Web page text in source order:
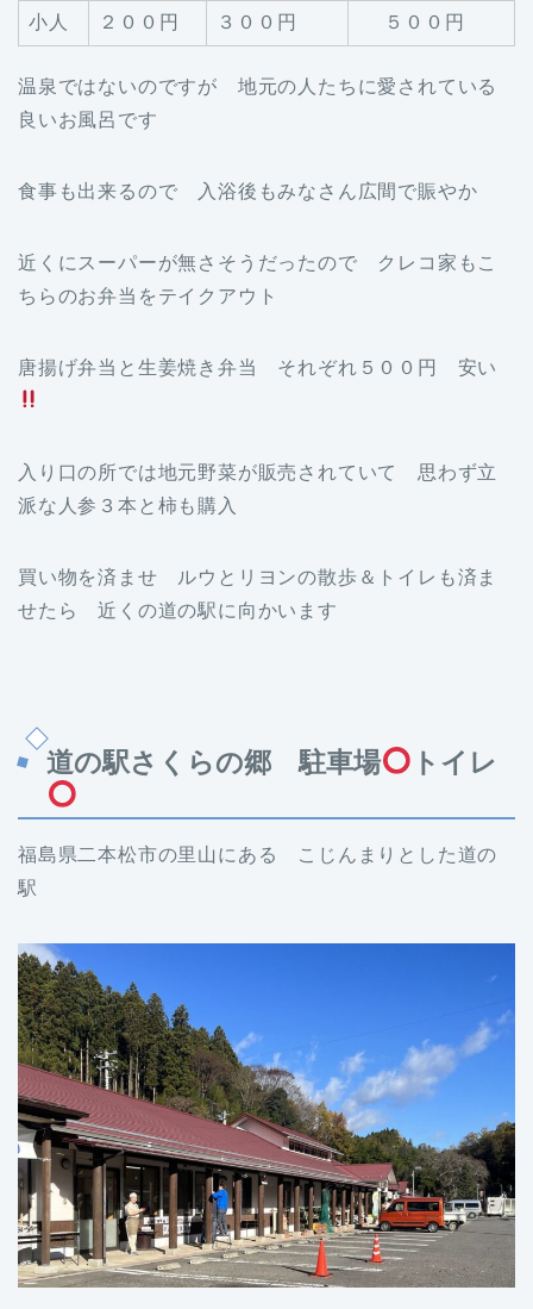
小人 ２００円 ３００円 ５００円
温泉ではないのですが 地元の人たちに愛されている
良いお風呂です
食事も出来るので 入浴後もみなさん広間で賑やか
近くにスーパーが無さそうだったので クレコ家もこ
ちらのお弁当をテイクアウト
唐揚げ弁当と生姜焼き弁当 それぞれ５００円 安い
入り口の所では地元野菜が販売されていて 思わず立
派な人参３本と柿も購入
買い物を済ませ ルウとリヨンの散歩＆トイレも済ま
せたら 近くの道の駅に向かいます
道の駅さくらの郷 駐車場 トイレ
福島県二本松市の里山にある こじんまりとした道の
駅